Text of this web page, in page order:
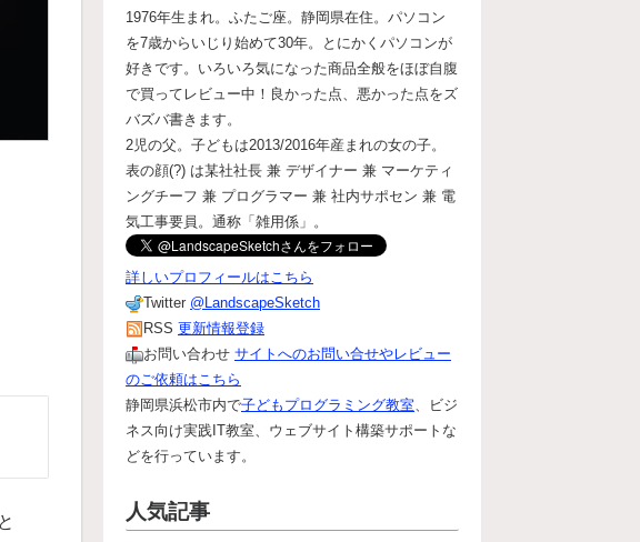
1976年生まれ。ふたご座。静岡県在住。パソコン
を7歳からいじり始めて30年。とにかくパソコンが
好きです。いろいろ気になった商品全般をほぼ自腹
で買ってレビュー中！良かった点、悪かった点をズ
バズバ書きます。
2児の父。子どもは2013/2016年産まれの女の子。
表の顔(?) は某社社長 兼 デザイナー 兼 マーケティ
ングチーフ 兼 プログラマー 兼 社内サポセン 兼 電
気工事要員。通称「雑用係」。
詳しいプロフィールはこちら
Twitter @LandscapeSketch
RSS 更新情報登録
お問い合わせ サイトへのお問い合せやレビュー
のご依頼はこちら
静岡県浜松市内で子どもプログラミング教室、ビジ
ネス向け実践IT教室、ウェブサイト構築サポートな
どを行っています。
人気記事